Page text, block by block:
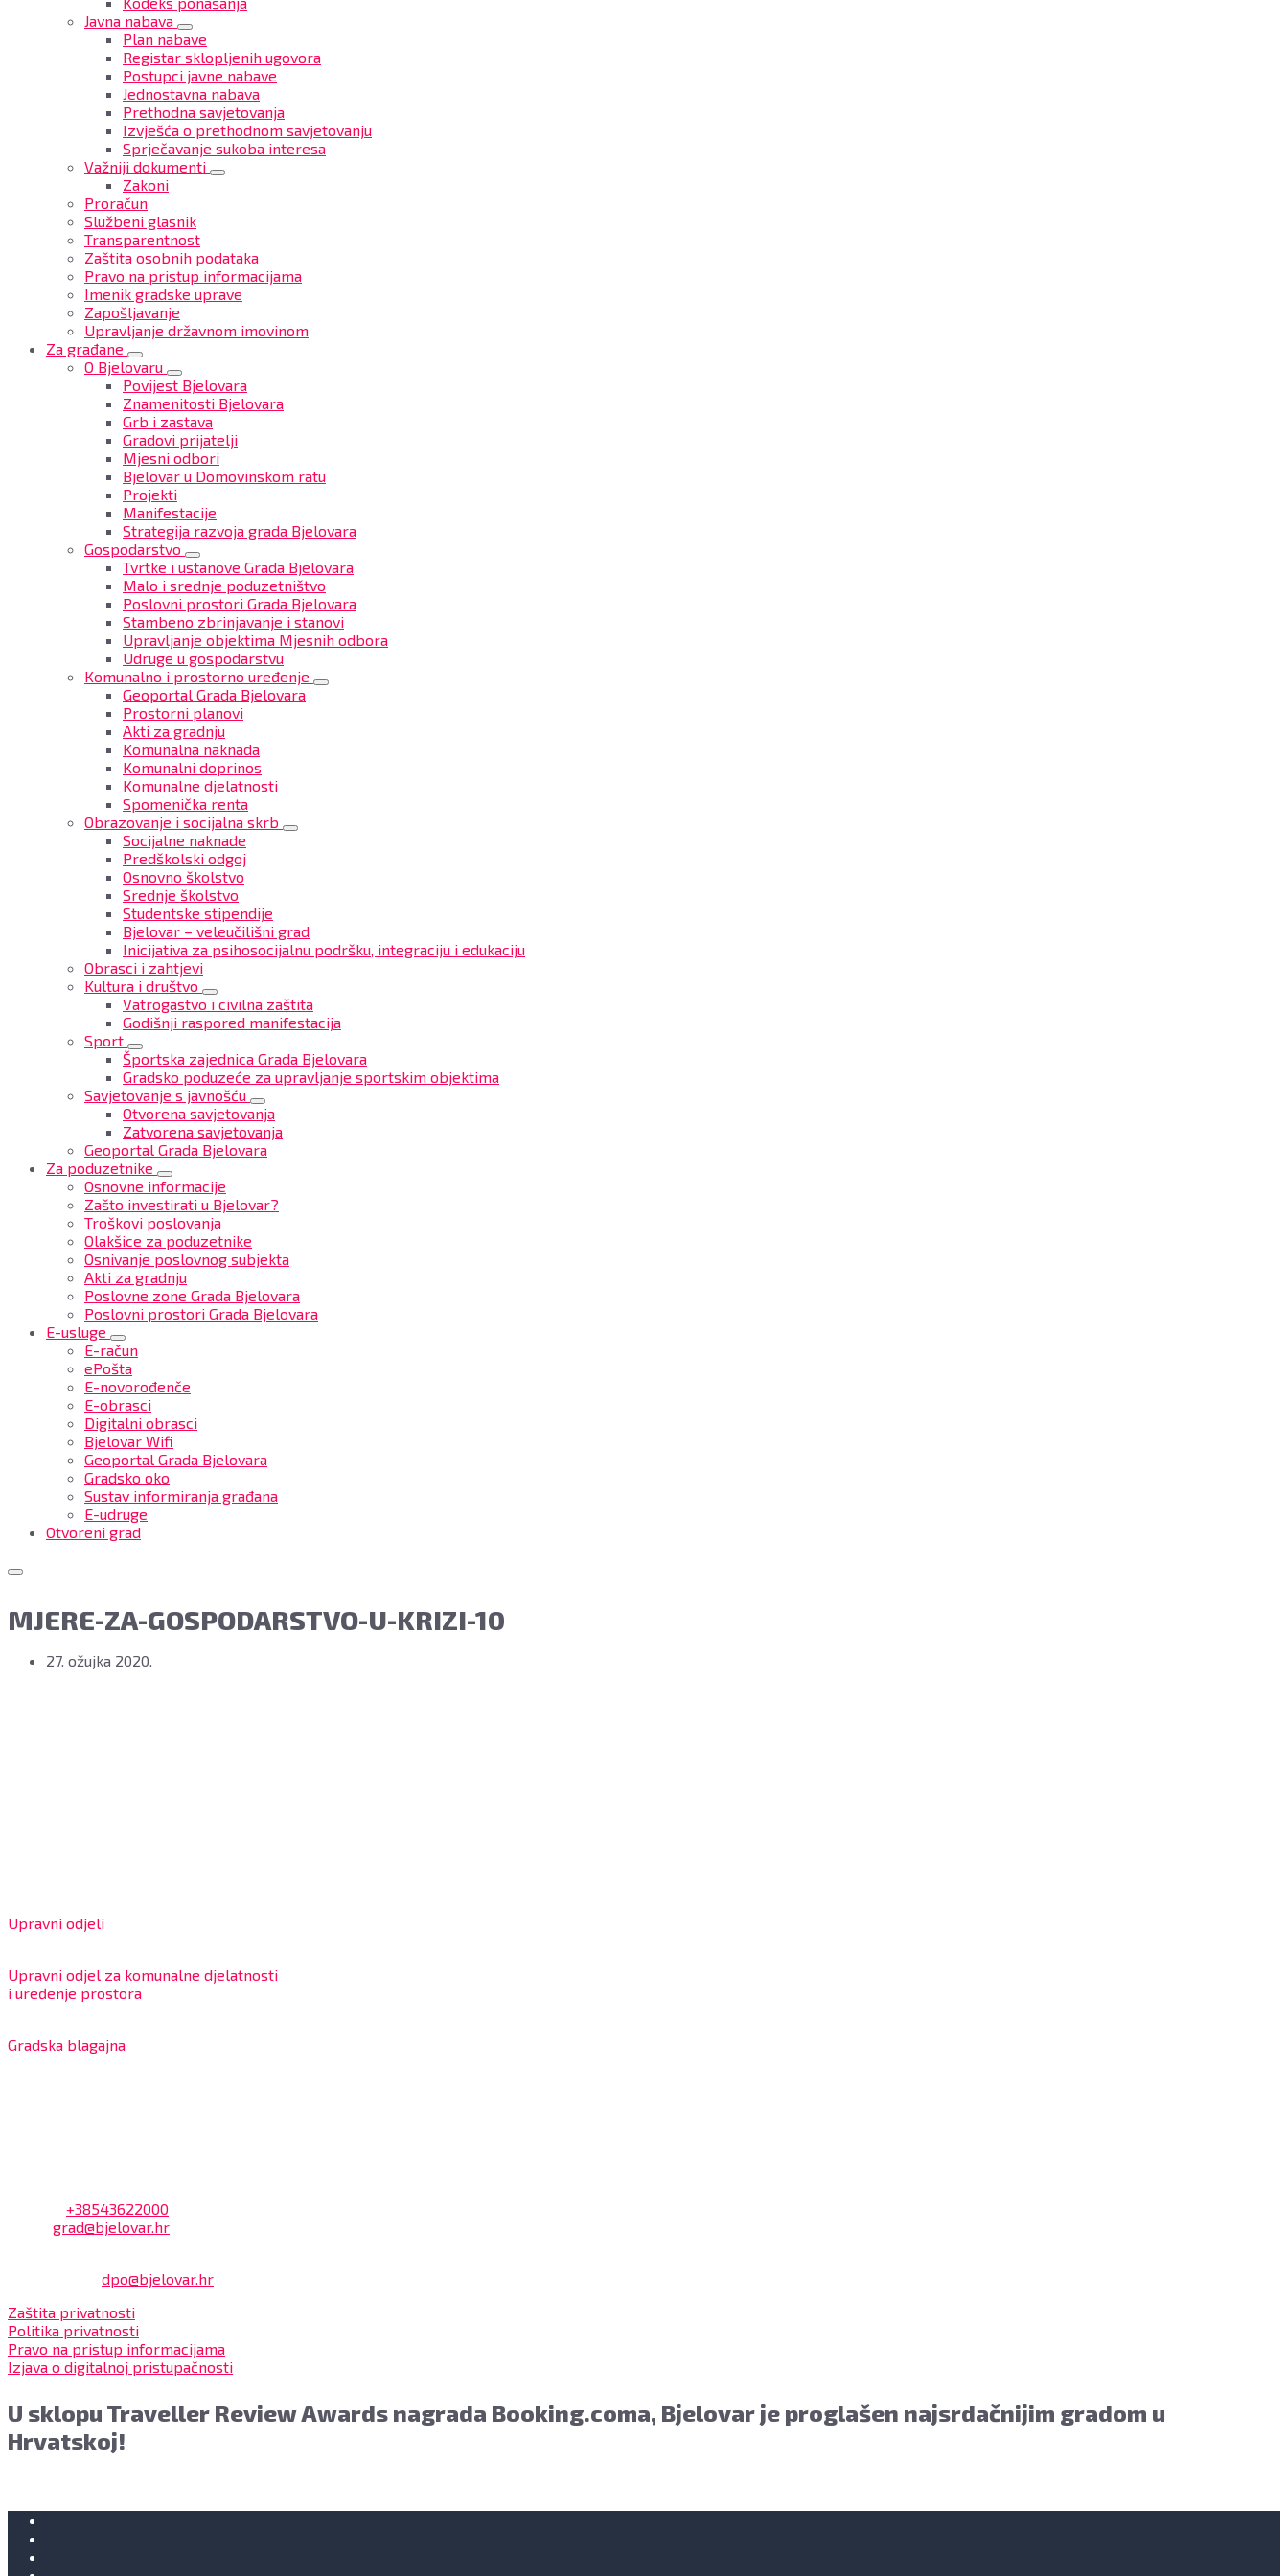
Javna nabava
Plan nabave
Registar sklopljenih ugovora
Postupci javne nabave
Jednostavna nabava
Prethodna savjetovanja
Izvješća o prethodnom savjetovanju
Sprječavanje sukoba interesa
Važniji dokumenti
Zakoni
Proračun
Službeni glasnik
Transparentnost
Zaštita osobnih podataka
Pravo na pristup informacijama
Imenik gradske uprave
Zapošljavanje
Upravljanje državnom imovinom
Za građane
O Bjelovaru
Povijest Bjelovara
Znamenitosti Bjelovara
Grb i zastava
Gradovi prijatelji
Mjesni odbori
Bjelovar u Domovinskom ratu
Projekti
Manifestacije
Strategija razvoja grada Bjelovara
Gospodarstvo
Tvrtke i ustanove Grada Bjelovara
Malo i srednje poduzetništvo
Poslovni prostori Grada Bjelovara
Stambeno zbrinjavanje i stanovi
Upravljanje objektima Mjesnih odbora
Udruge u gospodarstvu
Komunalno i prostorno uređenje
Geoportal Grada Bjelovara
Prostorni planovi
Akti za gradnju
Komunalna naknada
Komunalni doprinos
Komunalne djelatnosti
Spomenička renta
Obrazovanje i socijalna skrb
Socijalne naknade
Predškolski odgoj
Osnovno školstvo
Srednje školstvo
Studentske stipendije
Bjelovar – veleučilišni grad
Inicijativa za psihosocijalnu podršku, integraciju i edukaciju
Obrasci i zahtjevi
Kultura i društvo
Vatrogastvo i civilna zaštita
Godišnji raspored manifestacija
Sport
Športska zajednica Grada Bjelovara
Gradsko poduzeće za upravljanje sportskim objektima
Savjetovanje s javnošću
Otvorena savjetovanja
Zatvorena savjetovanja
Geoportal Grada Bjelovara
Za poduzetnike
Osnovne informacije
Zašto investirati u Bjelovar?
Troškovi poslovanja
Olakšice za poduzetnike
Osnivanje poslovnog subjekta
Akti za gradnju
Poslovne zone Grada Bjelovara
Poslovni prostori Grada Bjelovara
E-usluge
E-račun
ePošta
E-novorođenče
E-obrasci
Digitalni obrasci
Bjelovar Wifi
Geoportal Grada Bjelovara
Gradsko oko
Sustav informiranja građana
E-udruge
Otvoreni grad
MJERE-ZA-GOSPODARSTVO-U-KRIZI-10
27. ožujka 2020.
Upravni odjeli
Upravni odjel za komunalne djelatnosti
i uređenje prostora
Gradska blagajna
+38543622000
grad@bjelovar.hr
dpo@bjelovar.hr
Zaštita privatnosti
Politika privatnosti
Pravo na pristup informacijama
Izjava o digitalnoj pristupačnosti
U sklopu Traveller Review Awards nagrada Booking.coma, Bjelovar je proglašen najsrdačnijim gradom u
Hrvatskoj!